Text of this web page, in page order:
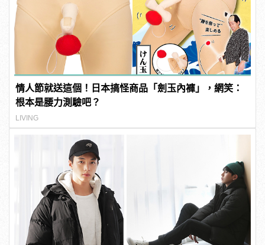
情人節就送這個！日本搞怪商品「劍玉內褲」，網笑：
根本是腰力測驗吧？
LIVING